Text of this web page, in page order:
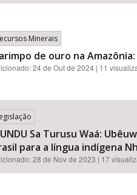
Minerais
de ouro na
24 de Out de 2024 | 11
Sa Turusu Waá:
para a língua indígena
28 de Nov de 2023 | 17